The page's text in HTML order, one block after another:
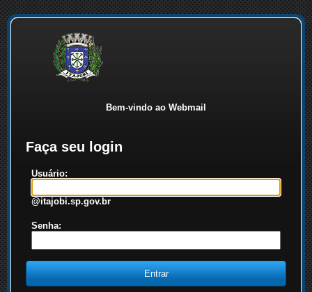
Bem-vindo ao Webmail
Faça seu login
Usuário:
@itajobi.sp.gov.br
Senha: